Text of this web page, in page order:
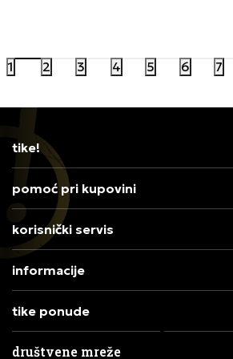
1 2 3 4 5 6 7
tike!
pomoć pri kupovini
korisnički servis
informacije
tike ponude
društvene mreže